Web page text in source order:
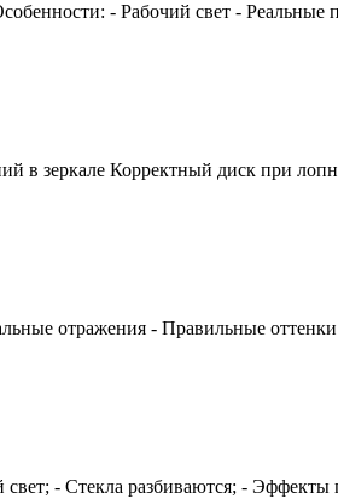
- Рабочий свет - Реальные
в зеркале Корректный диск при
отражения - Правильные оттенки
- Стекла разбиваются; - Эффекты